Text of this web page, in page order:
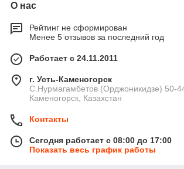
О нас
Рейтинг не сформирован
Менее 5 отзывов за последний год
Работает с 24.11.2011
г. Усть-Каменогорск
С.Нурмагамбетов (Орджоникидзе) 50-
Каменогорск, Казахстан
Контакты
Сегодня работает с 08:00 до 17:00
Показать весь график работы